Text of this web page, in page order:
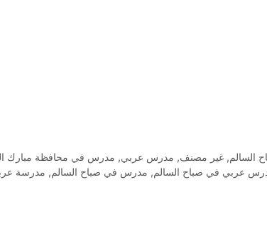
السالم, غير مصنف, مدرس عربي, مدرس في محافظة مبارك
عربي في صباح السالم, مدرس في صباح السالم, مدرسة